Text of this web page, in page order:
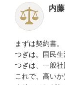
内
まずは契約書。
つぎは。国民生
つぎは、一般社
これで、高い